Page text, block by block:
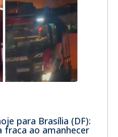
para Brasília (DF):
fraca ao amanhecer